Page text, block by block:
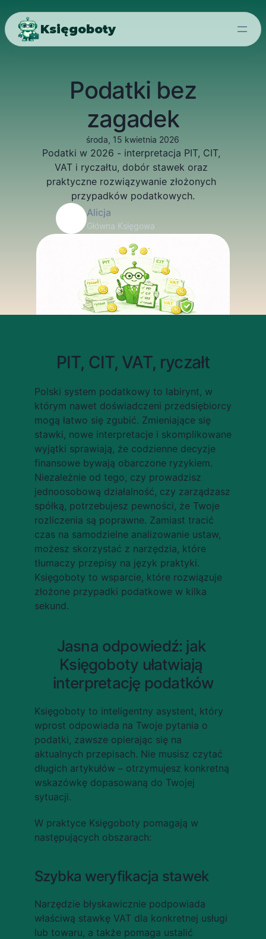
Księgoboty
Podatki bez
zagadek
środa, 15 kwietnia 2026
Podatki w 2026 - interpretacja PIT, CIT,
VAT i ryczałtu, dobór stawek oraz
praktyczne rozwiązywanie złożonych
przypadków podatkowych.
Alicja
Główna Księgowa
PIT, CIT, VAT, ryczałt
Polski system podatkowy to labirynt, w
którym nawet doświadczeni przedsiębiorcy
mogą łatwo się zgubić. Zmieniające się
stawki, nowe interpretacje i skomplikowane
wyjątki sprawiają, że codzienne decyzje
finansowe bywają obarczone ryzykiem.
Niezależnie od tego, czy prowadzisz
jednoosobową działalność, czy zarządzasz
spółką, potrzebujesz pewności, że Twoje
rozliczenia są poprawne. Zamiast tracić
czas na samodzielne analizowanie ustaw,
możesz skorzystać z narzędzia, które
tłumaczy przepisy na język praktyki.
Księgoboty to wsparcie, które rozwiązuje
złożone przypadki podatkowe w kilka
sekund.
Jasna odpowiedź: jak
Księgoboty ułatwiają
interpretację podatków
Księgoboty to inteligentny asystent, który
wprost odpowiada na Twoje pytania o
podatki, zawsze opierając się na
aktualnych przepisach. Nie musisz czytać
długich artykułów – otrzymujesz konkretną
wskazówkę dopasowaną do Twojej
sytuacji.
W praktyce Księgoboty pomagają w
następujących obszarach:
Szybka weryfikacja stawek
Narzędzie błyskawicznie podpowiada
właściwą stawkę VAT dla konkretnej usługi
lub towaru, a także pomaga ustalić